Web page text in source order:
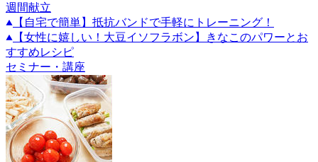
週間献立
【自宅で簡単】抵抗バンドで手軽にトレーニング！
【女性に嬉しい！大豆イソフラボン】きなこのパワーとお
すすめレシピ
セミナー・講座